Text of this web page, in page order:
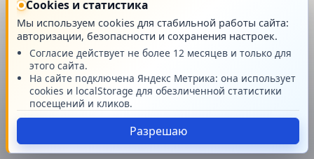
© Stream42 v.2026.08
Cookies и статистика
Мы используем cookies для стабильной работы сайта:
авторизации, безопасности и сохранения настроек.
Согласие действует не более 12 месяцев и только для
этого сайта.
На сайте подключена Яндекс Метрика: она использует
cookies и localStorage для обезличенной статистики
посещений и кликов.
Разрешаю